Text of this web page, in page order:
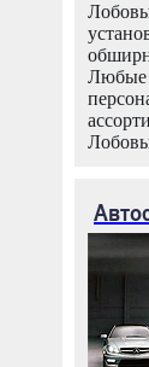
Любые